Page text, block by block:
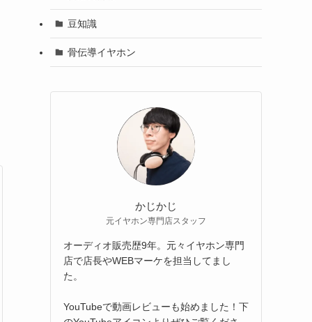
豆知識
骨伝導イヤホン
かじかじ
元イヤホン専門店スタッフ
オーディオ販売歴9年。元々イヤホン専門
店で店長やWEBマーケを担当してまし
た。
YouTubeで動画レビューも始めました！下